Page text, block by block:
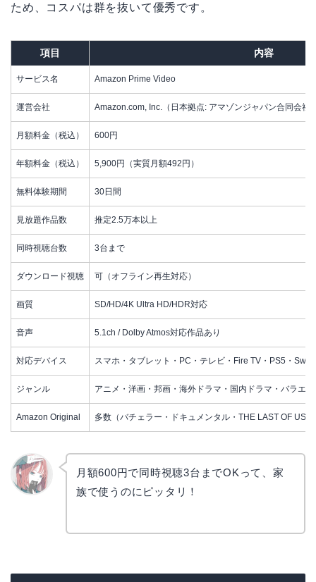
ため、コスパは群を抜いて優秀です。
項目 内容
サービス名 Amazon Prime Video
運営会社 Amazon.com, Inc.（日本拠点: アマゾンジャパン合同会社
月額料金（税込） 600円
年額料金（税込） 5,900円（実質月額492円）
無料体験期間 30日間
見放題作品数 推定2.5万本以上
同時視聴台数 3台まで
ダウンロード視聴 可（オフライン再生対応）
画質 SD/HD/4K Ultra HD/HDR対応
音声 5.1ch / Dolby Atmos対応作品あり
対応デバイス スマホ・タブレット・PC・テレビ・Fire TV・PS5・
ジャンル アニメ・洋画・邦画・海外ドラマ・国内ドラマ・バラエ
Amazon Original 多数（バチェラー・ドキュメンタル・THE LAST OF US
月額600円で同時視聴3台までOKって、家
族で使うのにピッタリ！